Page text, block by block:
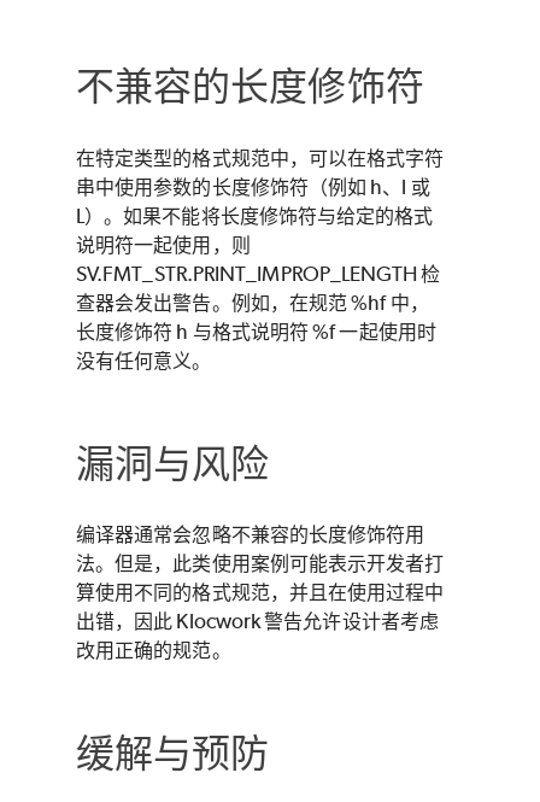
不兼容的长度修饰符
在特定类型的格式规范中，可以在格式字符
串中使用参数的长度修饰符（例如 h、l 或
L）。如果不能将长度修饰符与给定的格式
说明符一起使用，则
SV.FMT_STR.PRINT_IMPROP_LENGTH 检
查器会发出警告。例如，在规范 %hf 中，
长度修饰符 h 与格式说明符 %f 一起使用时
没有任何意义。
漏洞与风险
编译器通常会忽略不兼容的长度修饰符用
法。但是，此类使用案例可能表示开发者打
算使用不同的格式规范，并且在使用过程中
出错，因此 Klocwork 警告允许设计者考虑
改用正确的规范。
缓解与预防